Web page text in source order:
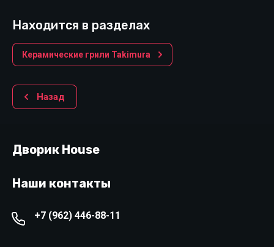
Находится в разделах
Керамические грили Takimura
Назад
Дворик House
Наши контакты
+7 (962) 446-88-11